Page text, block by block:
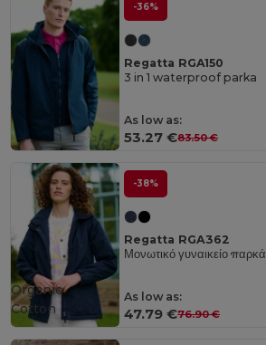
-36%
Regatta RGA150
3 in 1 waterproof parka
As low as:
53.27 €83.50 €
-38%
Regatta RGA362
Μονωτικό γυναικείο παρκά
As low as:
47.79 €76.90 €
Organic
Cotton